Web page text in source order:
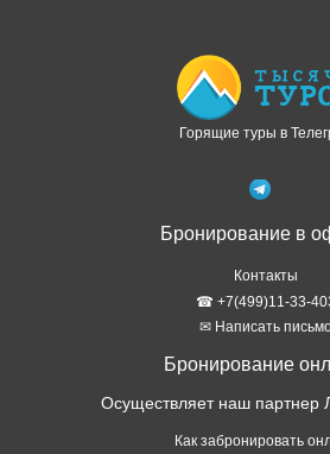
Горящие туры в
Бронирование в
Контакты
☎ +7(499)11-33-
✉ Написать
Бронирование
Осуществляет наш партнер
Как забронировать